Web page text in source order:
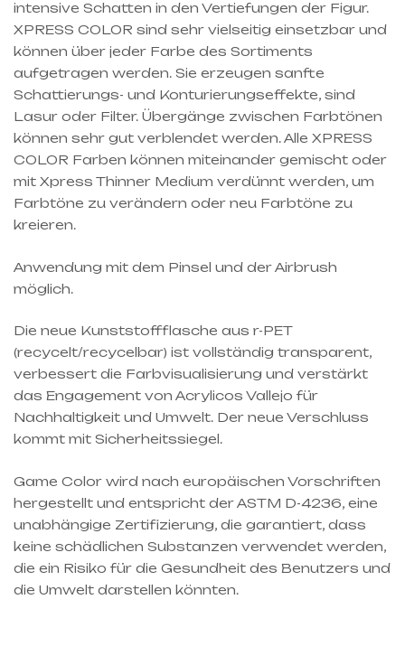
intensive Schatten in den Vertiefungen der Figur.
XPRESS COLOR sind sehr vielseitig einsetzbar und
können über jeder Farbe des Sortiments
aufgetragen werden. Sie erzeugen sanfte
Schattierungs- und Konturierungseffekte, sind
Lasur oder Filter. Übergänge zwischen Farbtönen
können sehr gut verblendet werden. Alle XPRESS
COLOR Farben können miteinander gemischt oder
mit Xpress Thinner Medium verdünnt werden, um
Farbtöne zu verändern oder neu Farbtöne zu
kreieren.
Anwendung mit dem Pinsel und der Airbrush
möglich.
Die neue Kunststoffflasche aus r-PET
(recycelt/recycelbar) ist vollständig transparent,
verbessert die Farbvisualisierung und verstärkt
das Engagement von Acrylicos Vallejo für
Nachhaltigkeit und Umwelt. Der neue Verschluss
kommt mit Sicherheitssiegel.
Game Color wird nach europäischen Vorschriften
hergestellt und entspricht der ASTM D-4236, eine
unabhängige Zertifizierung, die garantiert, dass
keine schädlichen Substanzen verwendet werden,
die ein Risiko für die Gesundheit des Benutzers und
die Umwelt darstellen könnten.